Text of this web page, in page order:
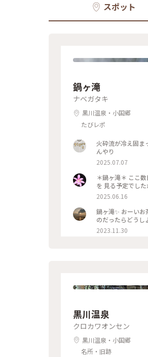
スポット
鍋ヶ滝
ナベガタキ
黒川温泉・小国郷
たびレポ
火砕流が冷え固ま
んやり
2025.07.07
＊鍋ヶ滝＊ ここ
を 見る予定でし
2025.06.16
鍋ヶ滝✨ おーい
2023.11.30
黒川温泉
クロカワオンセン
黒川温泉・小国郷
名所・旧跡